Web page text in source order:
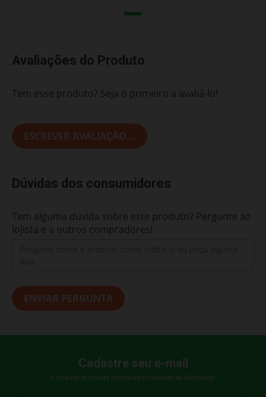
Avaliações do Produto
Tem esse produto? Seja o primeiro a avaliá-lo!
ESCREVER AVALIAÇÃO...
Dúvidas dos consumidores
Tem alguma dúvida sobre este produto? Pergunte ao
lojista e a outros compradores!
ENVIAR PERGUNTA
Cadastre seu e-mail
E fique por dentro das promoções e novidades da Bumerang!